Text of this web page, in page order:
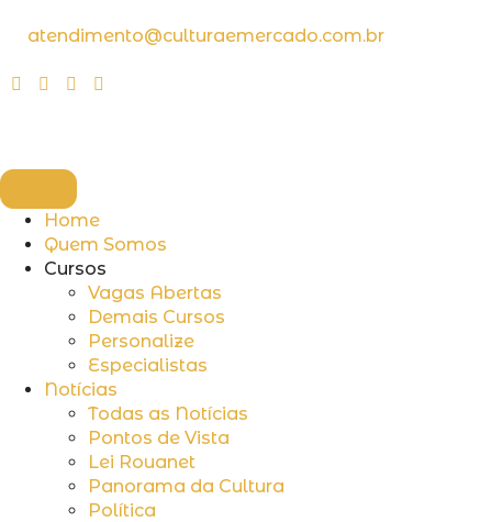
atendimento@culturaemercado.com.br
Home
Quem Somos
Cursos
Vagas Abertas
Demais Cursos
Personalize
Especialistas
Notícias
Todas as Notícias
Pontos de Vista
Lei Rouanet
Panorama da Cultura
Política